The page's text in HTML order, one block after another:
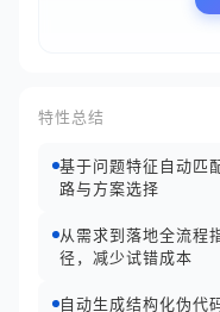
特性总结
基于问题特征自动匹
路与方案选择
从需求到落地全流程
径，减少试错成本
自动生成结构化伪代